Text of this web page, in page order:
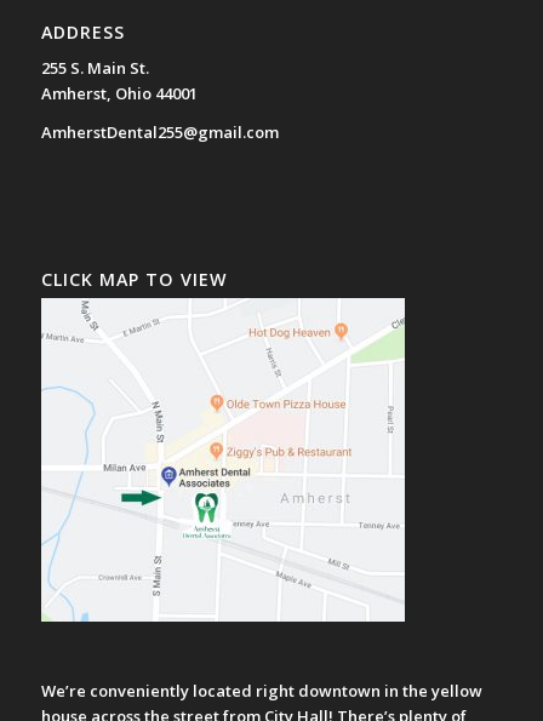
ADDRESS
255 S. Main St.
Amherst, Ohio 44001
AmherstDental255@gmail.com
CLICK MAP TO VIEW
We’re conveniently located right downtown in the yellow
house across the street from City Hall! There’s plenty of